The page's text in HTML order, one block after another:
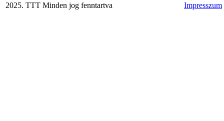
2025. TTT Minden jog fenntartva Impresszum